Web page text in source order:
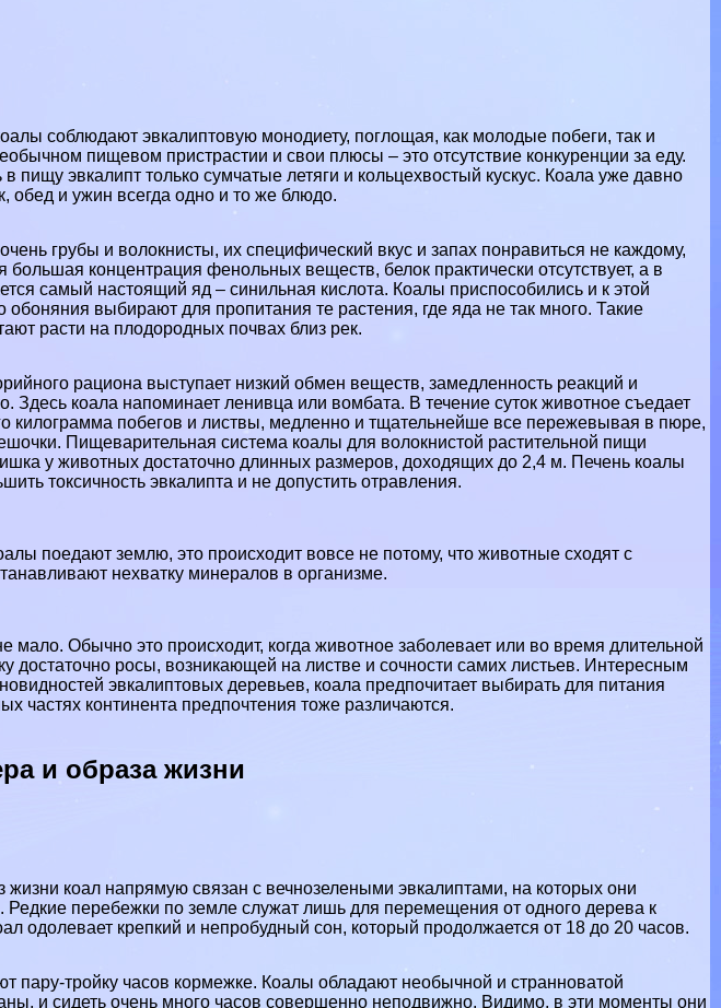
соблюдают эвкалиптовую монодиету, поглощая, как молодые побеги, так и
пищевом пристрастии и свои плюсы – это отсутствие конкуренции за еду.
пищу эвкалипт только сумчатые летяги и кольцехвостый кускус. Коала уже давно
обед и ужин всегда одно и то же блюдо.
грубы и волокнисты, их специфический вкус и запах понравиться не каждому,
большая концентрация фенольных веществ, белок пpaктически отсутствует, а в
самый настоящий яд – синильная кислота. Коалы приспособились и к этой
выбирают для пропитания те растения, где яда не так много. Такие
расти на плодородных почвах близ рек.
рациона выступает низкий обмен веществ, замедленность реакций и
Здесь коала напоминает ленивца или вомбата. В течение суток животное съедает
килограмма побегов и листвы, медленно и тщательнейше все пережевывая в пюре,
Пищеварительная система коалы для волокнистой растительной пищи
у животных достаточно длинных размеров, доходящих до 2,4 м. Печень коалы
токсичность эвкалипта и не допустить отравления.
поедают землю, это происходит вовсе не потому, что животные сходят с
нехватку минералов в организме.
мало. Обычно это происходит, когда животное заболевает или во время длительной
достаточно росы, возникающей на листве и сочности самих листьев. Интересным
эвкалиптовых деревьев, коала предпочитает выбирать для питания
частях континента предпочтения тоже различаются.
и образа жизни
коал напрямую связан с вечнозелеными эвкалиптами, на которых они
перебежки по земле служат лишь для перемещения от одного дерева к
одолевает крепкий и непробудный сон, который продолжается от 18 до 20 часов.
пару-тройку часов кормежке. Коалы обладают необычной и странноватой
и сидеть очень много часов совершенно неподвижно. Видимо, в эти моменты они